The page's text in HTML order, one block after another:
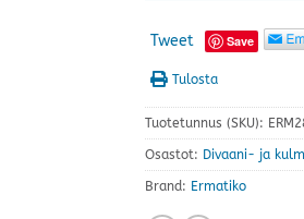
Tweet Save
Tulosta
Tuotetunnus (SKU):
Osastot: Divaani- ja
Brand: Ermatiko